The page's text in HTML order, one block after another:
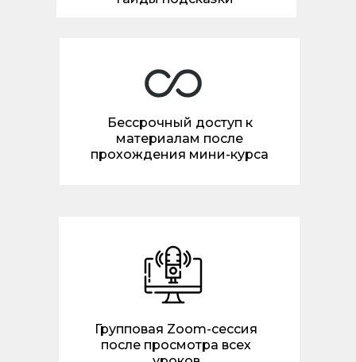
Бессрочный доступ к
материалам после
прохождения мини-курса
Групповая Zoom-сессия
после просмотра всех